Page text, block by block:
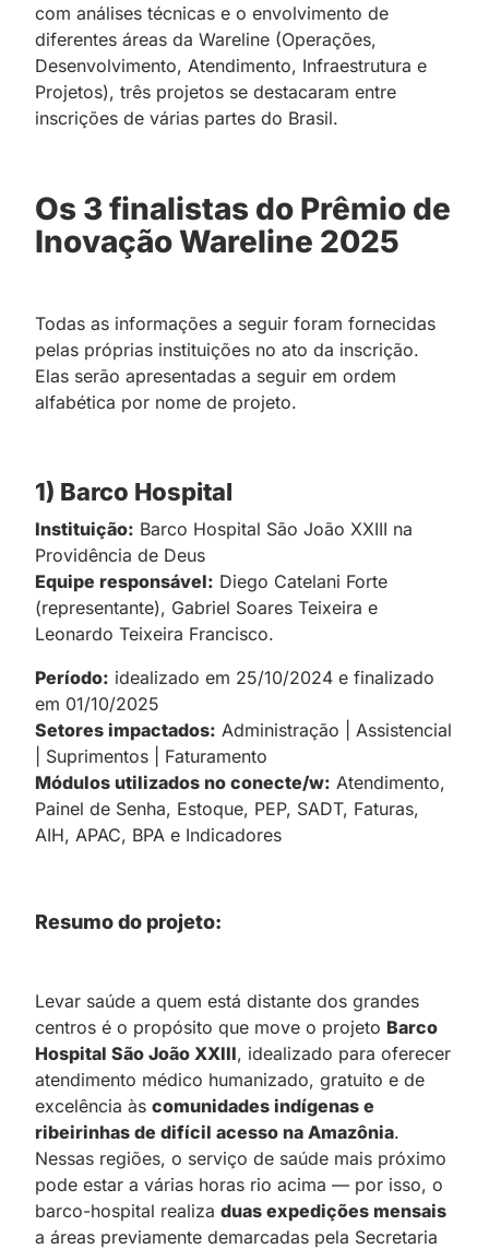
com análises técnicas e o envolvimento de
diferentes áreas da Wareline (Operações,
Desenvolvimento, Atendimento, Infraestrutura e
Projetos), três projetos se destacaram entre
inscrições de várias partes do Brasil.
Os 3 finalistas do Prêmio de
Inovação Wareline 2025
Todas as informações a seguir foram fornecidas
pelas próprias instituições no ato da inscrição.
Elas serão apresentadas a seguir em ordem
alfabética por nome de projeto.
1) Barco Hospital
Instituição: Barco Hospital São João XXIII na
Providência de Deus
Equipe responsável: Diego Catelani Forte
(representante), Gabriel Soares Teixeira e
Leonardo Teixeira Francisco.
Período: idealizado em 25/10/2024 e finalizado
em 01/10/2025
Setores impactados: Administração | Assistencial
| Suprimentos | Faturamento
Módulos utilizados no conecte/w: Atendimento,
Painel de Senha, Estoque, PEP, SADT, Faturas,
AIH, APAC, BPA e Indicadores
Resumo do projeto:
Levar saúde a quem está distante dos grandes
centros é o propósito que move o projeto Barco
Hospital São João XXIII, idealizado para oferecer
atendimento médico humanizado, gratuito e de
excelência às comunidades indígenas e
ribeirinhas de difícil acesso na Amazônia.
Nessas regiões, o serviço de saúde mais próximo
pode estar a várias horas rio acima — por isso, o
barco-hospital realiza duas expedições mensais
a áreas previamente demarcadas pela Secretaria